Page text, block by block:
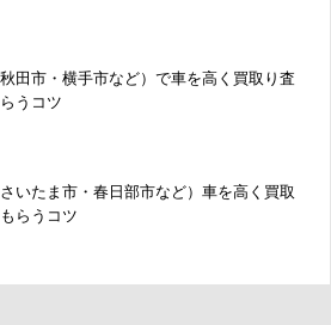
田市・横手市など）で車を高く買取り査
うコツ
いたま市・春日部市など）車を高く買取
らうコツ